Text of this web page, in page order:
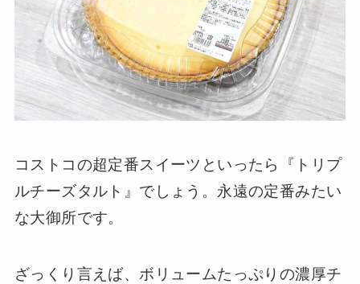
コストコの超定番スイーツといったら『トリプ
ルチーズタルト』でしょう。永遠の定番みたい
な大御所です。
ざっくり言えば、ボリュームたっぷりの濃厚チ